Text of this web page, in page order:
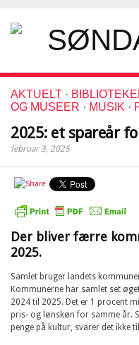
AKTUELT ·
OG MUSEER · MUSIK ·
2025: et spareår
februar 3, 2025
Der bliver færre
2025.
Samlet bruger landets
Kommunerne har samlet set
2024 til 2025. Det er 1 procent
pris- og lønskøn for samme år.
penge på kultur, svarer det ikke